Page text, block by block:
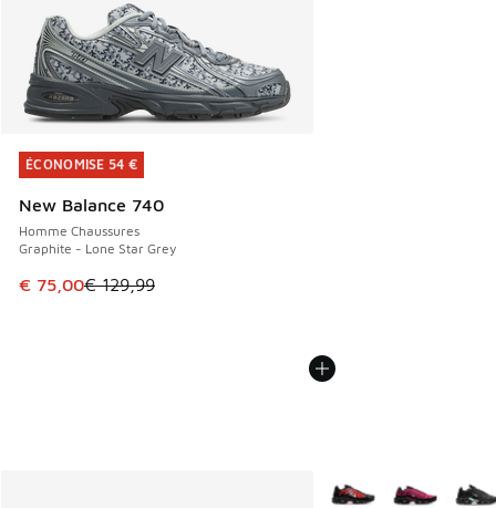
ÉCONOMISE 54 €
New Balance 740
Homme Chaussures
Graphite - Lone Star Grey
Cet article est en promotion. Prix en baisse de € 129,99 à
€ 75,00€ 129,99
ÉCONOMISE 54 €
Plus de couleurs